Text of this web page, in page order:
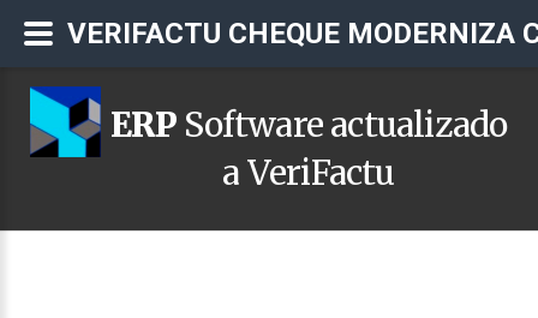
ERP Software actualizado
a VeriFactu
VERIFACTU CHEQUE MODERNIZA